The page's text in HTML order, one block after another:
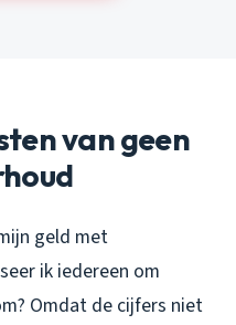
van geen
geld met
ik iedereen om
Omdat de cijfers niet